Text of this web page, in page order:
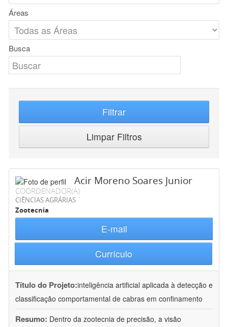
Áreas
Busca
Filtrar
Limpar Filtros
Acir Moreno Soares Junior
COORDENADOR(A)
CIÊNCIAS AGRÁRIAS
Zootecnia
E-mail
Currículo
Título do Projeto:inteligência artificial aplicada à detecção e
classificação comportamental de cabras em confinamento
Resumo: Dentro da zootecnia de precisão, a visão